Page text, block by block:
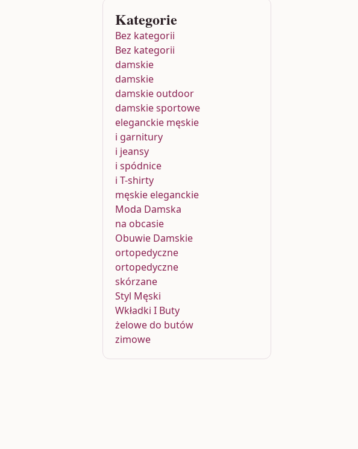
Kategorie
Bez kategorii
Bez kategorii
damskie
damskie
damskie outdoor
damskie sportowe
eleganckie męskie
i garnitury
i jeansy
i spódnice
i T-shirty
męskie eleganckie
Moda Damska
na obcasie
Obuwie Damskie
ortopedyczne
ortopedyczne
skórzane
Styl Męski
Wkładki I Buty
żelowe do butów
zimowe